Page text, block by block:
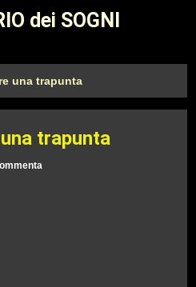
dei SOGNI
una trapunta
trapunta